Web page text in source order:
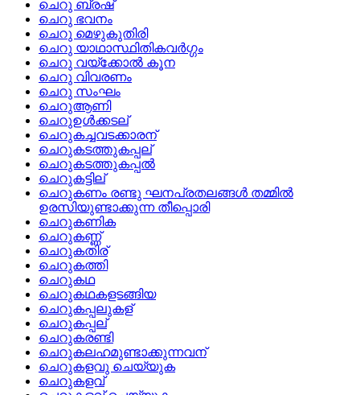
ചെറു ബ്രഷ്
ചെറു ഭവനം
ചെറു മെഴുകുതിരി
ചെറു യാഥാസ്ഥിതികവര്‍ഗ്ഗം
ചെറു വയ്ക്കോല്‍ കൂന
ചെറു വിവരണം
ചെറു സംഘം
ചെറുആണി
ചെറുഉള്‍ക്കടല്
ചെറുകച്ചവടക്കാരന്
ചെറുകടത്തുകപ്പല്
ചെറുകടത്തുകപ്പല്‍
ചെറുകട്ടില്
ചെറുകണം രണ്ടു ഘനപ്രതലങ്ങള്‍ തമ്മില്‍
ഉരസിയുണ്ടാക്കുന്ന തീപ്പൊരി
ചെറുകണിക
ചെറുകണ്ണ്
ചെറുകതിര്
ചെറുകത്തി
ചെറുകഥ
ചെറുകഥകളടങ്ങിയ
ചെറുകപ്പലുകള്
ചെറുകപ്പല്
ചെറുകരണ്ടി
ചെറുകലഹമുണ്ടാക്കുന്നവന്
ചെറുകളവു ചെയ്യുക
ചെറുകളവ്